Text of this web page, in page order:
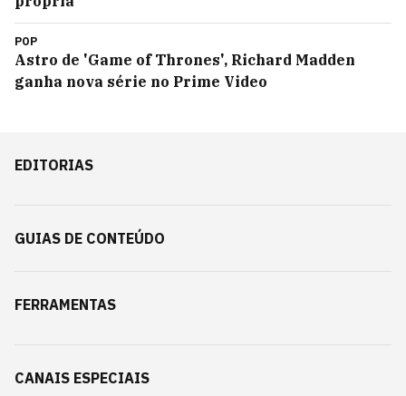
POP
Astro de 'Game of Thrones', Richard Madden
ganha nova série no Prime Video
EDITORIAS
GUIAS DE CONTEÚDO
FERRAMENTAS
CANAIS ESPECIAIS